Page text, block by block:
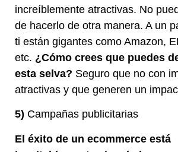
increíblemente atractivas. No
de hacerlo de otra manera. A un
ti están gigantes como Amazon,
etc. ¿Cómo crees que puedes
esta selva? Seguro que no con
atractivas y que generen un
5) Campañas publicitarias
El éxito de un ecommerce está